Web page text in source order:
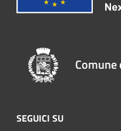
Comune
SEGUICI SU